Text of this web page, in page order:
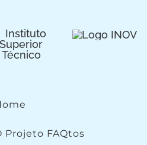
Projeto FAQtos